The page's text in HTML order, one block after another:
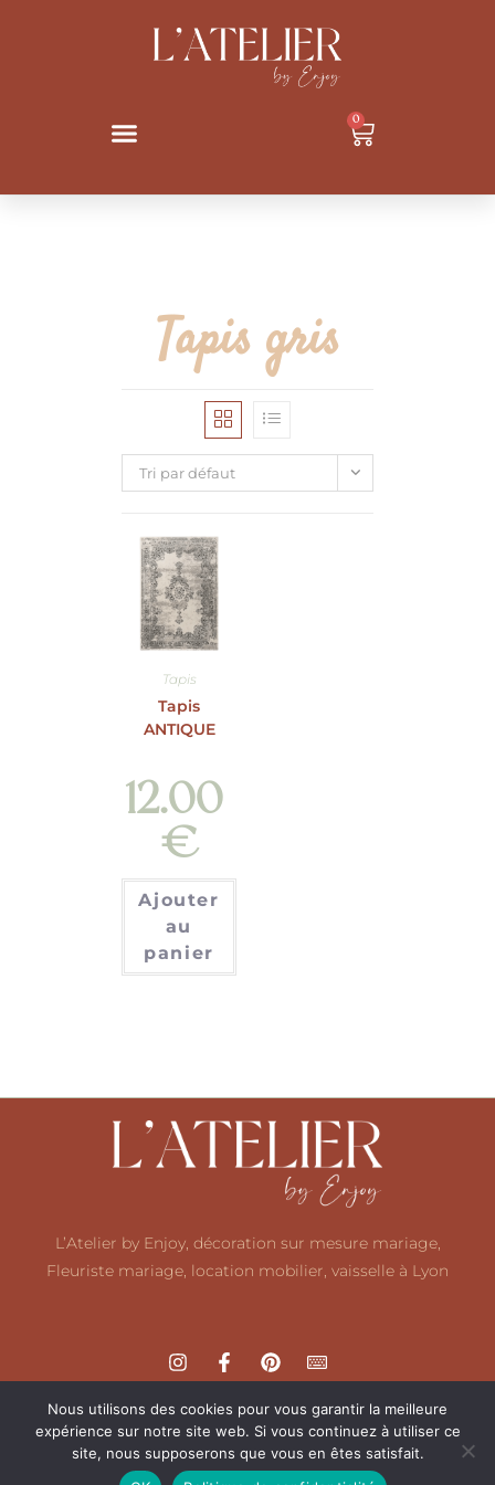
0
Tapis gris
Tri par défaut
Tapis
Tapis
ANTIQUE
12.00
€
Ajouter
au
panier
L’Atelier by Enjoy, décoration sur mesure mariage,
Fleuriste mariage, location mobilier, vaisselle à Lyon
Mentions légales Politique de confidentialité CGV
F.A.Q
Nous utilisons des cookies pour vous garantir la meilleure
expérience sur notre site web. Si vous continuez à utiliser ce
site, nous supposerons que vous en êtes satisfait.